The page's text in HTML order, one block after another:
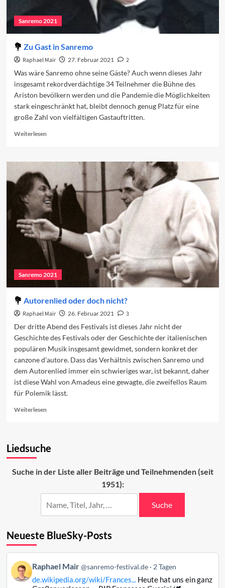
Sanremo 2021
Zu Gast in Sanremo
Raphael Mair 27. Februar 2021
2
Was wäre Sanremo ohne seine Gäste? Auch wenn dieses Jahr
insgesamt rekordverdächtige 34 Teilnehmer die Bühne des
Ariston bevölkern werden und die Pandemie die Möglichkeiten
stark eingeschränkt hat, bleibt dennoch genug Platz für eine
große Zahl von vielfältigen Gastauftritten.
WeiterlesenRead
Zu
in
Sanremo
Sanremo 2021
Autorenlied oder doch nicht?
Raphael Mair 26. Februar 2021
3
Der dritte Abend des Festivals ist dieses Jahr nicht der
Geschichte des Festivals oder der Geschichte der italienischen
populären Musik insgesamt gewidmet, sondern konkret der
canzone d’autore. Dass das Verhältnis zwischen Sanremo und
dem Autorenlied immer ein schwieriges war, ist bekannt, daher
ist diese Wahl von Amadeus eine gewagte, die zweifellos Raum
für Polemik lässt.
WeiterlesenRead
oder
Liedsuche
Suche in der Liste aller Beiträge und Teilnehmenden (seit
1951):
Suche
Neueste BlueSky-Posts
Beitrag
von
Raphael
Raphael Mair @sanremo-festival.de 2 Tagen
de.wikipedia.org/wiki/Frances...Heute hat uns ein ganz